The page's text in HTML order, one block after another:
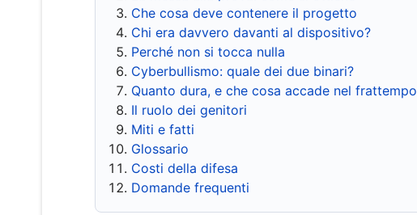
Che cosa deve contenere il progetto
Chi era davvero davanti al dispositivo?
Perché non si tocca nulla
Cyberbullismo: quale dei due binari?
Quanto dura, e che cosa accade nel frattempo
Il ruolo dei genitori
Miti e fatti
Glossario
Costi della difesa
Domande frequenti